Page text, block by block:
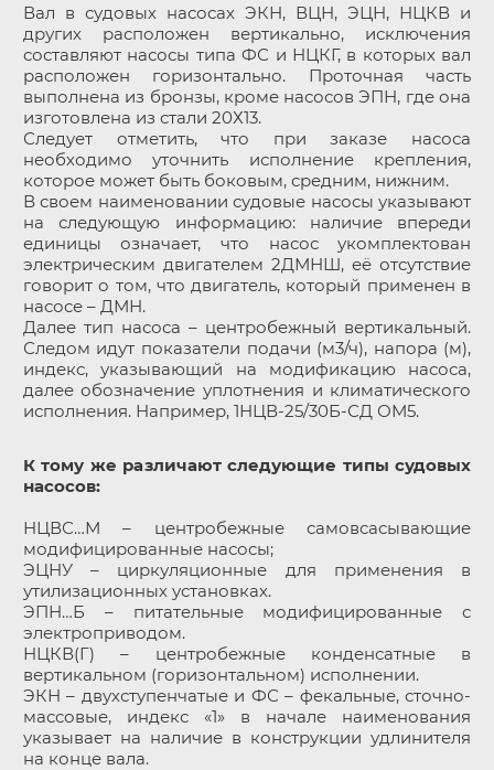
Вал в судовых насосах ЭКН, ВЦН, ЭЦН, НЦКВ и
других расположен вертикально, исключения
составляют насосы типа ФС и НЦКГ, в которых вал
расположен горизонтально. Проточная часть
выполнена из бронзы, кроме насосов ЭПН, где она
изготовлена из стали 20Х13.
Следует отметить, что при заказе насоса
необходимо уточнить исполнение крепления,
которое может быть боковым, средним, нижним.
В своем наименовании судовые насосы указывают
на следующую информацию: наличие впереди
единицы означает, что насос укомплектован
электрическим двигателем 2ДМНШ, её отсутствие
говорит о том, что двигатель, который применен в
насосе – ДМН.
Далее тип насоса – центробежный вертикальный.
Следом идут показатели подачи (м3/ч), напора (м),
индекс, указывающий на модификацию насоса,
далее обозначение уплотнения и климатического
исполнения. Например, 1НЦВ-25/30Б-СД ОМ5.
К тому же различают следующие типы судовых
насосов:
НЦВС…М – центробежные самовсасывающие
модифицированные насосы;
ЭЦНУ – циркуляционные для применения в
утилизационных установках.
ЭПН…Б – питательные модифицированные с
электроприводом.
НЦКВ(Г) – центробежные конденсатные в
вертикальном (горизонтальном) исполнении.
ЭКН – двухступенчатые и ФС – фекальные, сточно-
массовые, индекс «1» в начале наименования
указывает на наличие в конструкции удлинителя
на конце вала.